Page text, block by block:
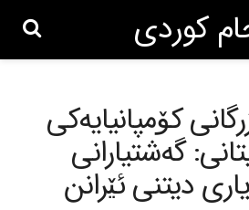
کۆمپانیایه‌کی
گه‌شتیارانی
دیتنی ئێرانن